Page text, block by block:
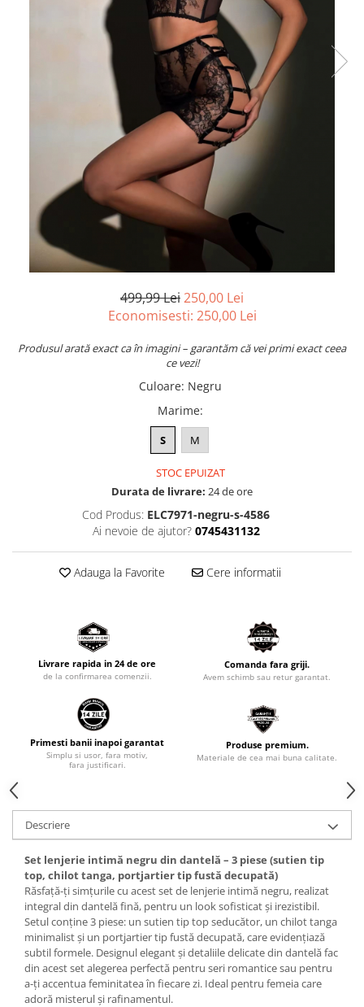
499,99 Lei250,00 Lei
Economisesti: 250,00 Lei
Produsul arată exact ca în imagini – garantăm că vei primi exact ceea
ce vezi!
Culoare: Negru
Marime:
S M
STOC EPUIZAT
Durata de livrare: 24 de ore
Cod Produs: ELC7971-negru-s-4586
Ai nevoie de ajutor? 0745431132
Adauga la Favorite Cere informatii
Livrare rapida in 24 de ore
de la confirmarea comenzii.
Comanda fara griji.
Avem schimb sau retur garantat.
Primesti banii inapoi garantat
Simplu si usor, fara motiv,
fara justificari.
Produse premium.
Materiale de cea mai buna calitate.
Descriere
Set lenjerie intimă negru din dantelă – 3 piese (sutien tip
top, chilot tanga, portjartier tip fustă decupată)
Răsfață-ți simțurile cu acest set de lenjerie intimă negru, realizat
integral din dantelă fină, pentru un look sofisticat și irezistibil.
Setul conține 3 piese: un sutien tip top seducător, un chilot tanga
minimalist și un portjartier tip fustă decupată, care evidențiază
subtil formele. Designul elegant și detaliile delicate din dantelă fac
din acest set alegerea perfectă pentru seri romantice sau pentru
a-ți accentua feminitatea în fiecare zi. Ideal pentru femeia care
adoră misterul și rafinamentul.